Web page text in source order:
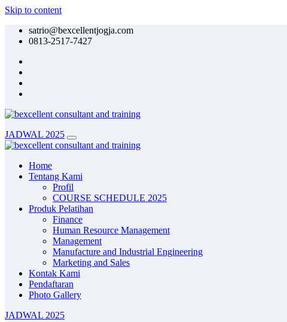
Skip to content
satrio@bexcellentjogja.com
0813-2517-7427
JADWAL 2025
Home
Tentang Kami
Profil
COURSE SCHEDULE 2025
Produk Pelatihan
Finance
Human Resource Management
Management
Manufacture and Industrial Engineering
Marketing and Sales
Kontak Kami
Pendaftaran
Photo Gallery
JADWAL 2025